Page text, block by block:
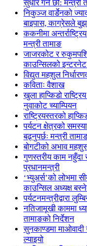
सुधार गर्ने छौँ: मन्त्री
निकुञ्ज वार्डेनको
बाइपास, काग्रेसले
ककनीमा
मन्त्री तामाङ
जाजरकोट र
काउन्सिलको
विद्युत महशुल
कविताः वैशाख
खुला हाप्किडो
नुवाकोट च्याम्पियन
राष्ट्रियस्तरको
पर्यटन क्षेत्रको
बढ्नुपर्छः मन्त्री
बोगटीको अभाव
गुणस्तरीय काम नहुँदा
प्रधानमन्त्री
‘भ्युअर्स’को लोभमा
काउन्सिल अध्यक्ष
पर्यटनमन्त्रीद्वारा
नतिजामूखी काममा
तामाङको निर्देशन
सुनकाण्डमा मा‌ओवादी
ल्याइयो